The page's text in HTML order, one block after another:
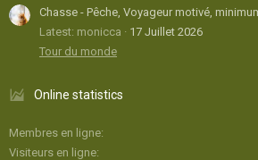
Chasse - Pêche, Voyageur motivé,
Latest: monicca
17 Juillet 2026
Tour du monde
Online statistics
Membres en ligne
Visiteurs en ligne